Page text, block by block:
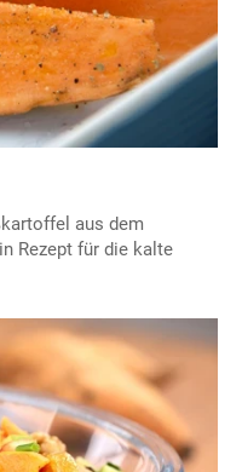
aus dem
Rezept für die kalte